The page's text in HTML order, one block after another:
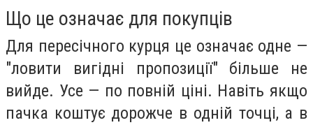
Що це означає для покупців
Для пересічного курця це означає одне —
"ловити вигідні пропозиції" більше не
вийде. Усе — по повній ціні. Навіть якщо
пачка коштує дорожче в одній точці, а в